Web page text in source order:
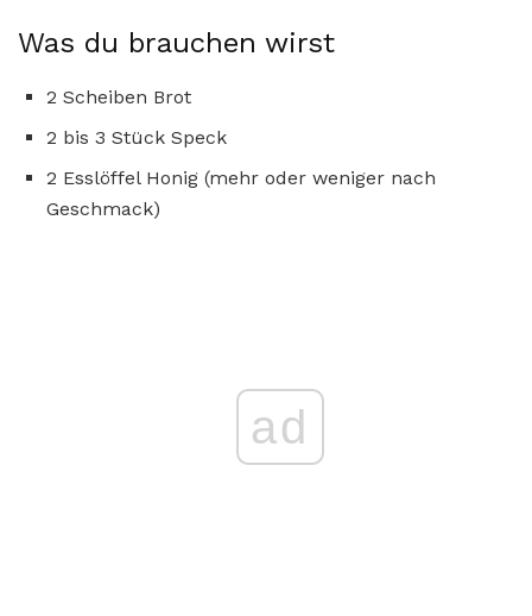
Was du brauchen wirst
2 Scheiben Brot
2 bis 3 Stück Speck
2 Esslöffel Honig (mehr oder weniger nach
Geschmack)
ad